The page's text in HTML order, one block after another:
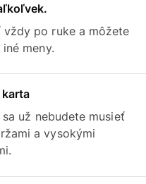
vždy po ruke a môžete
meny.
už nebudete musieť
a vysokými